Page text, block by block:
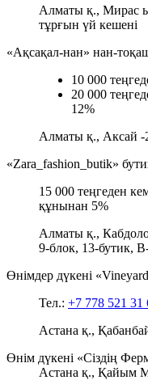
Алматы қ., Мирас
тұрғын үй кешені
«Ақсақал-нан» нан-
10 000
20 000
12%
Алматы қ., Аксай
«Zara_fashion_butik»
15 000 теңгеден
құнынан 5%
Алматы қ.,
9-блок, 13-бутик,
Өнімдер дүкені
Тел.: +7 778 521 31
Астана қ.,
Өнім дүкені «Сіздің
Астана қ., Қайым